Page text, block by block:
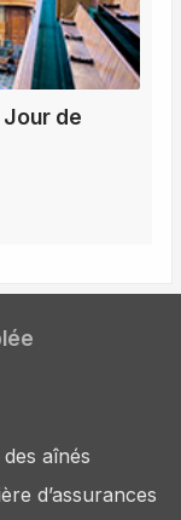
de
aînés
d’assurances